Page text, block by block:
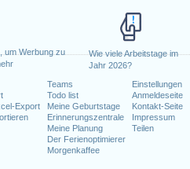
um Werbung zu
Wie viele Arbeitstage im
Jahr 2026?
Export
Teams
Todo list
Meine Geburtstage
Erinnerungszentrale
Meine Planung
Der Ferienoptimierer
Morgenkaffee
Einstellungen
Anmeldeseite
Kontakt-Seite
Impressum
Teilen